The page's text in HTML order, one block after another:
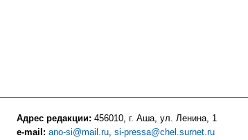
Адрес редакции: 456010, г. Аша, ул. Ленина, 1
e-mail: ano-si@mail.ru, si-pressa@chel.surnet.ru